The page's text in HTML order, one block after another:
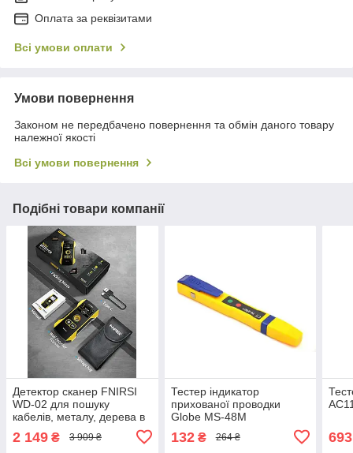
Оплата за реквізитами
Всі умови оплати
Умови повернення
Законом не передбачено повернення та обмін даного товару
належної якості
Всі умови повернення
Подібні товари компанії
Детектор сканер FNIRSI
WD-02 для пошуку
кабелів, металу, дерева в
стінах, глибина до 12 см
2 149 ₴ 3 909 ₴
Тестер індикатор
прихованої проводки
Globe MS-48M
132₴ 264 ₴ 693